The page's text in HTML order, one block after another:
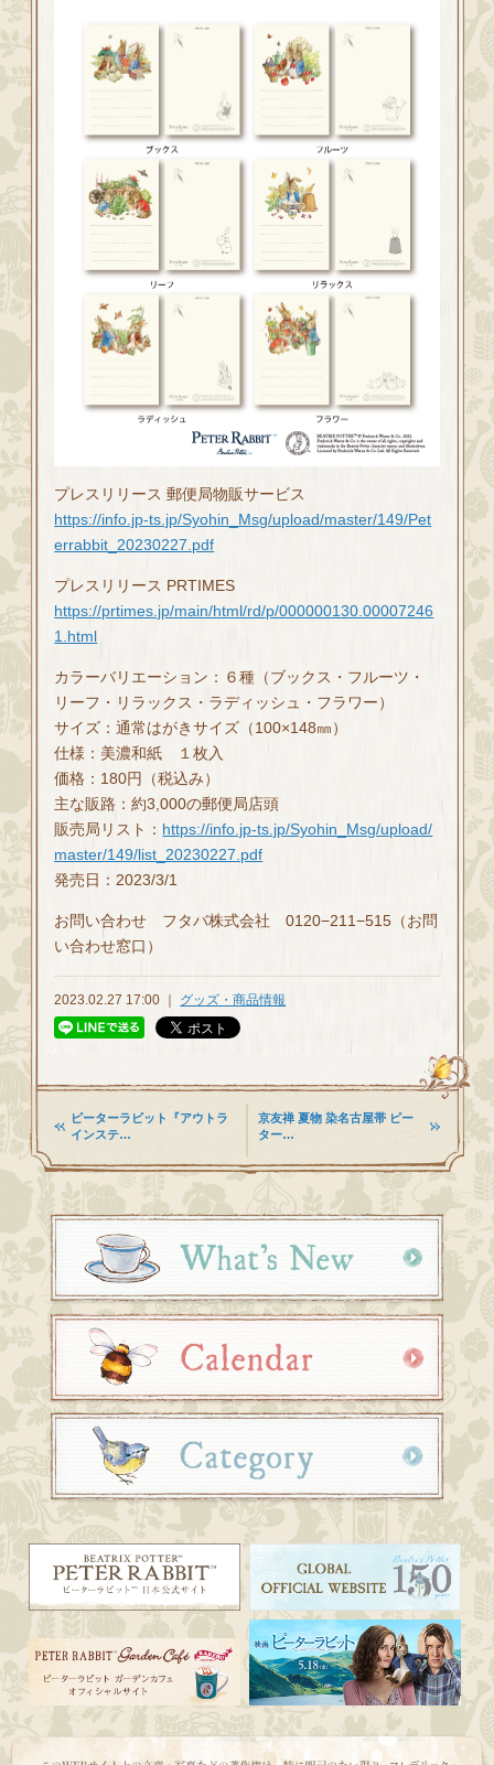
プレスリリース 郵便局物販サービス
https://info.jp-ts.jp/Syohin_Msg/upload/master/149/Pet
errabbit_20230227.pdf
プレスリリース PRTIMES
https://prtimes.jp/main/html/rd/p/000000130.00007246
1.html
カラーバリエーション：６種（ブックス・フルーツ・
リーフ・リラックス・ラディッシュ・フラワー）
サイズ：通常はがきサイズ（100×148㎜）
仕様：美濃和紙 １枚入
価格：180円（税込み）
主な販路：約3,000の郵便局店頭
販売局リスト： https://info.jp-ts.jp/Syohin_Msg/upload/
master/149/list_20230227.pdf
発売日：2023/3/1
お問い合わせ フタバ株式会社 0120−211−515（お問
い合わせ窓口）
2023.02.27 17:00 ｜ グッズ・商品情報
ピーターラビット『アウトラ
インステ…
京友禅 夏物 染名古屋帯 ピー
ター…